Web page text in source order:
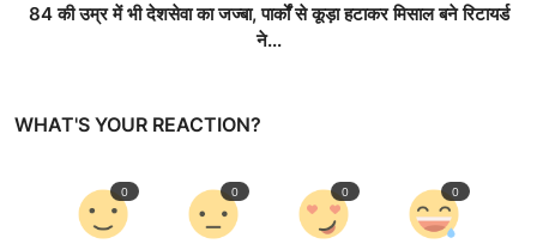
84 की उम्र में भी देशसेवा का जज्बा, पार्कों से कूड़ा हटाकर मिसाल बने रिटायर्ड
ने...
WHAT'S YOUR REACTION?
0 0 0 0